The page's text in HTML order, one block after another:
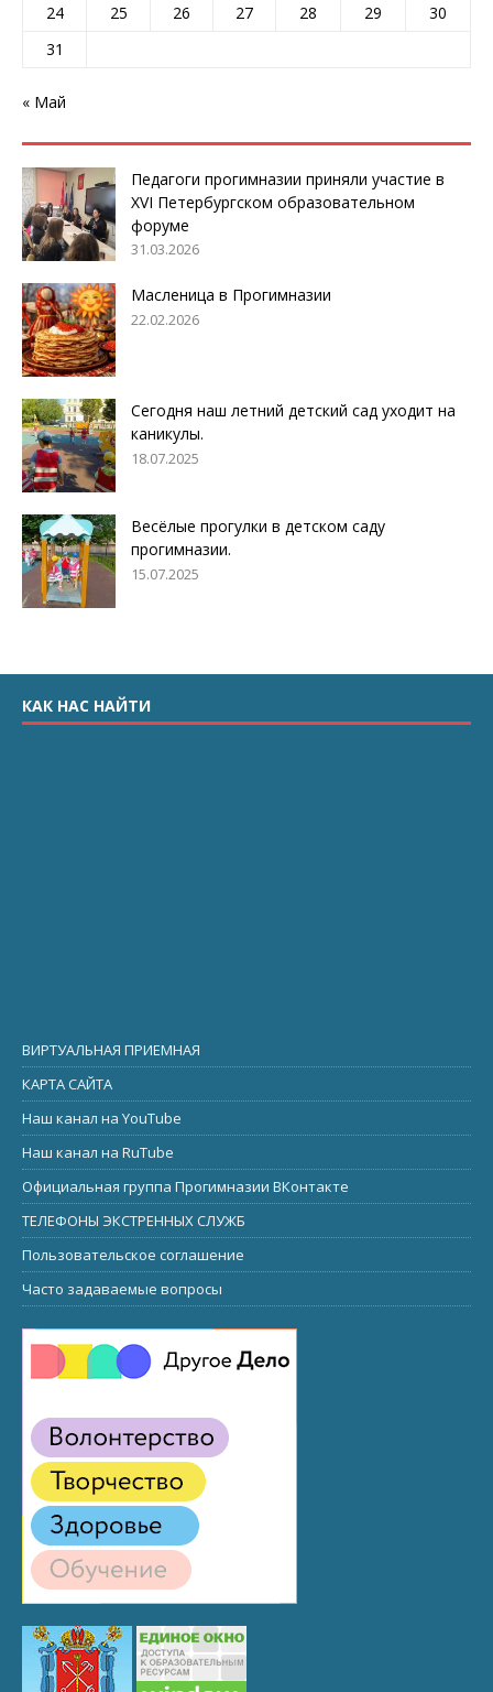
24
25 26 27 28 29
30
31
« Май
Педагоги прогимназии приняли участие в
XVI Петербургском образовательном
форуме
31.03.2026
Масленица в Прогимназии
22.02.2026
Сегодня наш летний детский сад уходит на
каникулы.
18.07.2025
Весёлые прогулки в детском саду
прогимназии.
15.07.2025
КАК НАС НАЙТИ
ВИРТУАЛЬНАЯ ПРИЕМНАЯ
КАРТА САЙТА
Наш канал на YouTube
Наш канал на RuTube
Официальная группа Прогимназии ВКонтакте
ТЕЛЕФОНЫ ЭКСТРЕННЫХ СЛУЖБ
Пользовательское соглашение
Часто задаваемые вопросы